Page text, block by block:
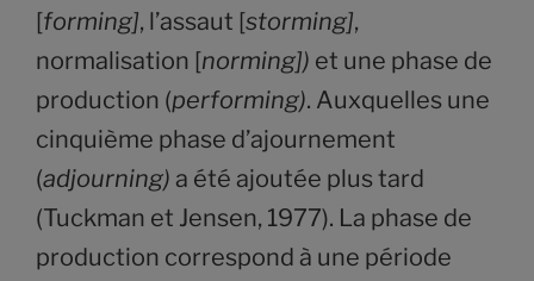
[forming], l’assaut [storming],
normalisation [norming]) et une phase de
production (performing). Auxquelles une
cinquième phase d’ajournement
(adjourning) a été ajoutée plus tard
(Tuckman et Jensen, 1977). La phase de
production correspond à une période